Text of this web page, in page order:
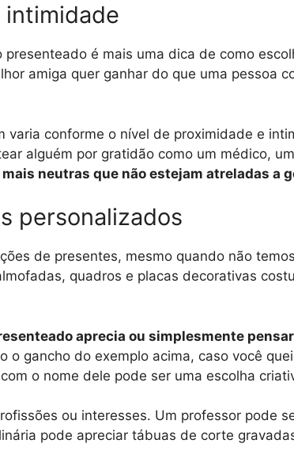
intimidade
é mais uma dica de como
amiga quer ganhar do que uma pessoa
conforme o nível de proximidade e
alguém por gratidão como um médico,
neutras que não estejam atreladas a
personalizados
de presentes, mesmo quando não
quadros e placas decorativas
aprecia ou simplesmente
o gancho do exemplo acima, caso você
o nome dele pode ser uma escolha
ou interesses. Um professor pode
pode apreciar tábuas de corte